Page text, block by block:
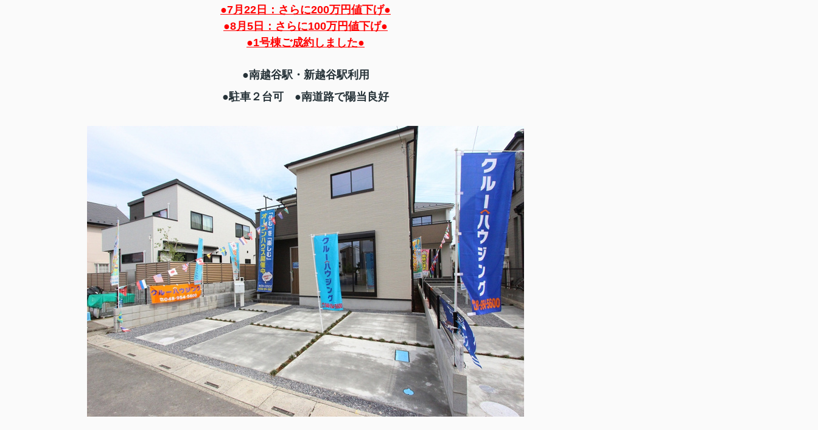
●7月22日：さらに200万円値下げ●
●8月5日：さらに100万円値下げ●
●1号棟ご成約しました●
●南越谷駅・新越谷駅利用
●駐車２台可 ●南道路で陽当良好